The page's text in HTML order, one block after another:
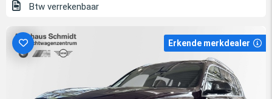
Btw verrekenbaar
Erkende merkdealer